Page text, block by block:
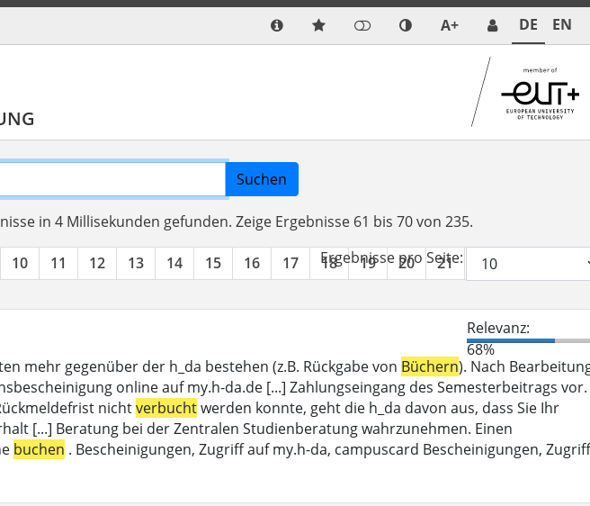
A+ DE EN
Suchen
in 4 Millisekunden gefunden. Zeige Ergebnisse 61 bis 70 von 235.
10 11 12 13 14 15 16 17 18 19 20 21 22
Ergebnisse pro Seite:
Relevanz:
68%
mehr gegenüber der h_da bestehen (z.B. Rückgabe von Büchern). Nach
online auf my.h-da.de [...] Zahlungseingang des Semesterbeitrags vor.
nichtverbuchtwerden konnte, geht die h_da davon aus, dass Sie Ihr
[...] Beratung bei der Zentralen Studienberatung wahrzunehmen. Einen
buchen . Bescheinigungen, Zugriff auf my.h-da, campuscard Bescheinigungen, Zugriff